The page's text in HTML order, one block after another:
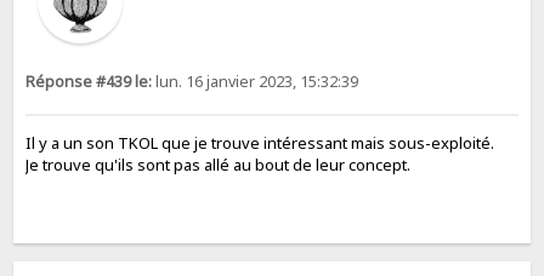
Réponse #439 le:lun. 16 janvier 2023, 15:32:39
Il y a un son TKOL que je trouve intéressant mais sous-exploité.
Je trouve qu'ils sont pas allé au bout de leur concept.